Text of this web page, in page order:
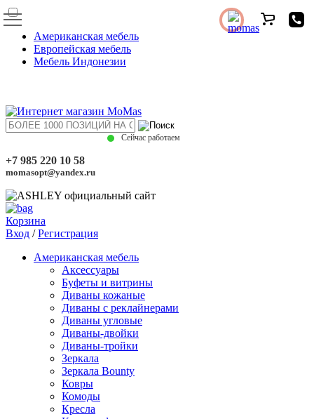
Американская мебель
Европейская мебель
Мебель Индонезии
Сейчас работаем
+7 985 220 10 58
momasopt@yandex.ru
Корзина
Вход /Регистрация
Американская мебель
Аксессуары
Буфеты и витрины
Диваны кожаные
Диваны с реклайнерами
Диваны угловые
Диваны-двойки
Диваны-тройки
Зеркала
Зеркала Bounty
Ковры
Комоды
Кресла